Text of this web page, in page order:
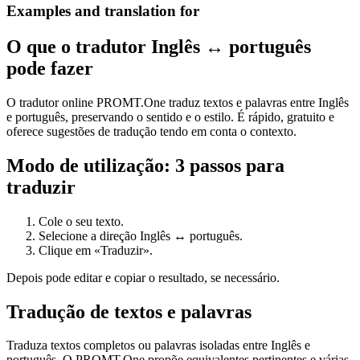
Examples and translation for
O que o tradutor Inglês ↔ português
pode fazer
O tradutor online PROMT.One traduz textos e palavras entre Inglês
e português, preservando o sentido e o estilo. É rápido, gratuito e
oferece sugestões de tradução tendo em conta o contexto.
Modo de utilização: 3 passos para
traduzir
Cole o seu texto.
Selecione a direção Inglês ↔ português.
Clique em «Traduzir».
Depois pode editar e copiar o resultado, se necessário.
Tradução de textos e palavras
Traduza textos completos ou palavras isoladas entre Inglês e